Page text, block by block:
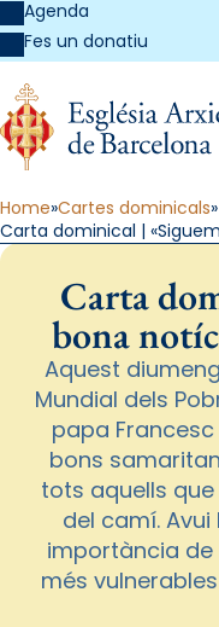
Agenda
Fes un donatiu
Home Cartes dominicals
Carta dominical |
Carta
bona
Aquest
Mundial dels
papa
bons
tots aquells
del camí. Avui
importància de
més